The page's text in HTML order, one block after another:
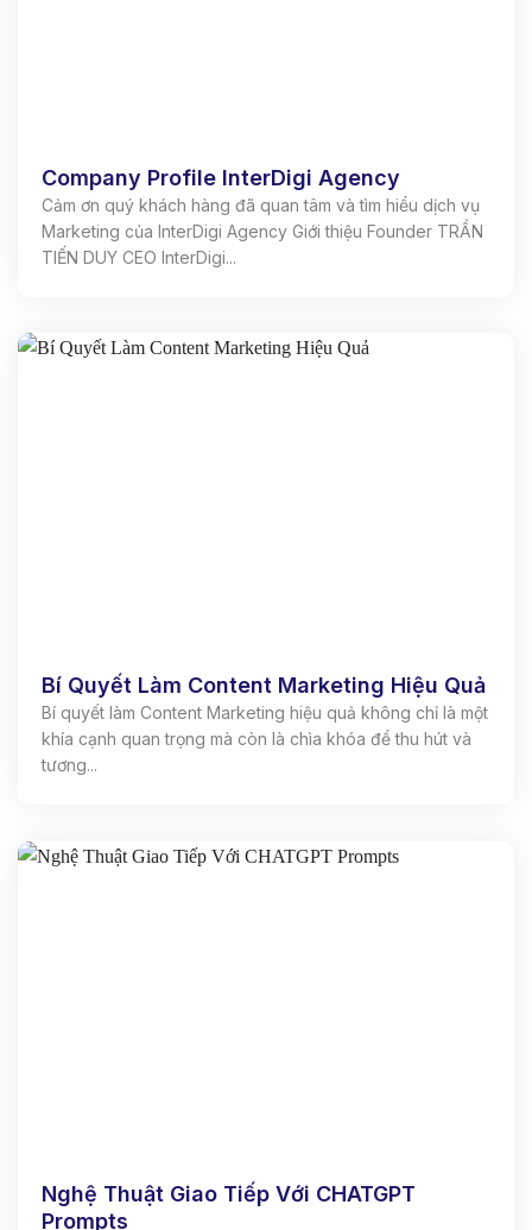
Company Profile InterDigi Agency
Cảm ơn quý khách hàng đã quan tâm và tìm hiểu dịch vụ
Marketing của InterDigi Agency Giới thiệu Founder TRẦN
TIẾN DUY CEO InterDigi...
Bí Quyết Làm Content Marketing Hiệu Quả
Bí quyết làm Content Marketing hiệu quả không chỉ là một
khía cạnh quan trọng mà còn là chìa khóa để thu hút và
tương...
Nghệ Thuật Giao Tiếp Với CHATGPT
Prompts